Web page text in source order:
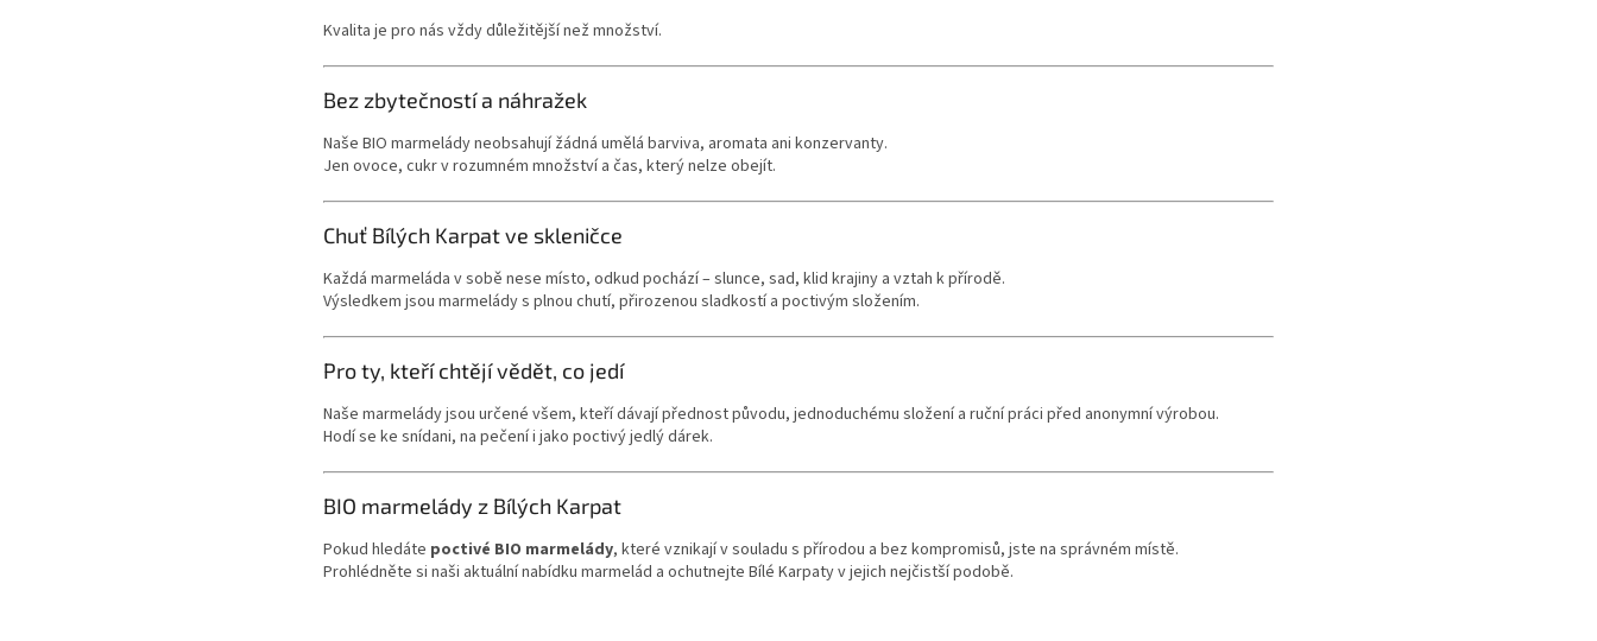
Kvalita je pro nás vždy důležitější než množství.
Bez zbytečností a náhražek
Naše BIO marmelády neobsahují žádná umělá barviva, aromata ani konzervanty.
Jen ovoce, cukr v rozumném množství a čas, který nelze obejít.
Chuť Bílých Karpat ve skleničce
Každá marmeláda v sobě nese místo, odkud pochází – slunce, sad, klid krajiny a vztah k přírodě.
Výsledkem jsou marmelády s plnou chutí, přirozenou sladkostí a poctivým složením.
Pro ty, kteří chtějí vědět, co jedí
Naše marmelády jsou určené všem, kteří dávají přednost původu, jednoduchému složení a ruční práci před anonymní výrobou.
Hodí se ke snídani, na pečení i jako poctivý jedlý dárek.
BIO marmelády z Bílých Karpat
Pokud hledáte poctivé BIO marmelády, které vznikají v souladu s přírodou a bez kompromisů, jste na správném místě.
Prohlédněte si naši aktuální nabídku marmelád a ochutnejte Bílé Karpaty v jejich nejčistší podobě.